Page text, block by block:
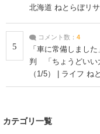
北海道 ねとらぼリ
5
コメント数： 4
「車に常備しまし
判 「ちょうどいい
（1/5） | ライフ ね
カテゴリ一覧